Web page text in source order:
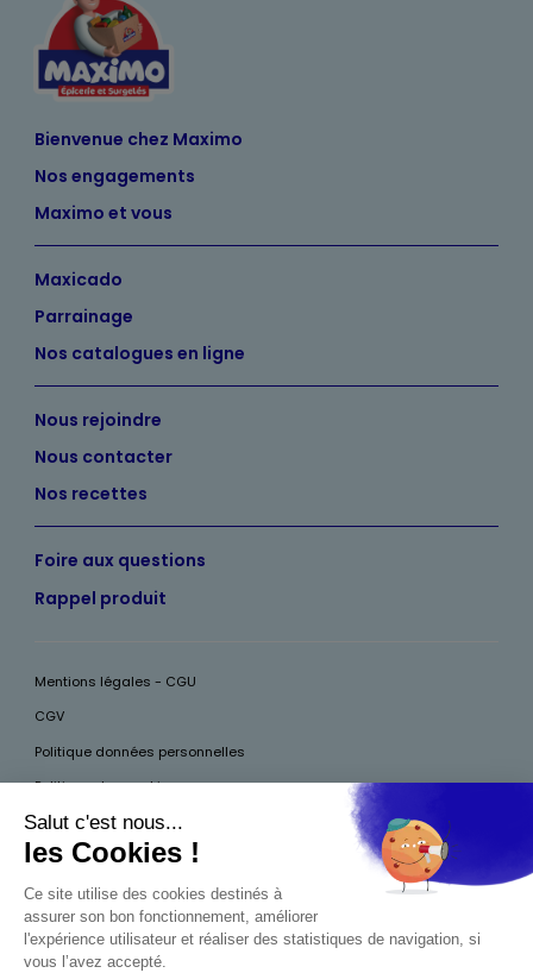
Bienvenue chez Maximo
Nos engagements
Maximo et vous
Maxicado
Parrainage
Nos catalogues en ligne
Nous rejoindre
Nous contacter
Nos recettes
Foire aux questions
Rappel produit
Mentions légales - CGU
CGV
Politique données personnelles
Politique des cookies
Accessibilité
Pour votre santé, mangez au moins cinq fruits et légumes par jour, plus
d’infos surwww.mangerbouger.fr